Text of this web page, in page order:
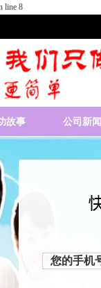
line 8
故事 公司新闻